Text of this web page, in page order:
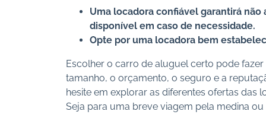
Uma locadora confiável garantirá
disponível em caso de necessidade.
Opte por uma locadora bem
Escolher o carro de aluguel certo pode
tamanho, o orçamento, o seguro e a
hesite em explorar as diferentes ofertas das
Seja para uma breve viagem pela medina